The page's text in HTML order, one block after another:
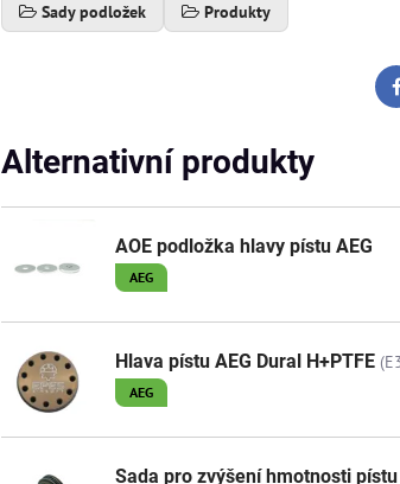
Sady podložek
Produkty
Alternativní produkty
AOE podložka hlavy pístu AEG
AEG
Hlava pístu AEG Dural H+PTFE
AEG
Sada pro zvýšení hmotnosti pístu